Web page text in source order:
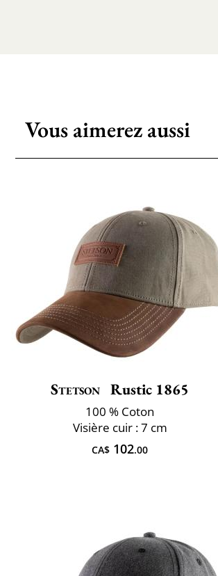
Vous aimerez aussi
Stetson Rustic 1865
100 % Coton
Visière cuir : 7 cm
CA$ 102.00